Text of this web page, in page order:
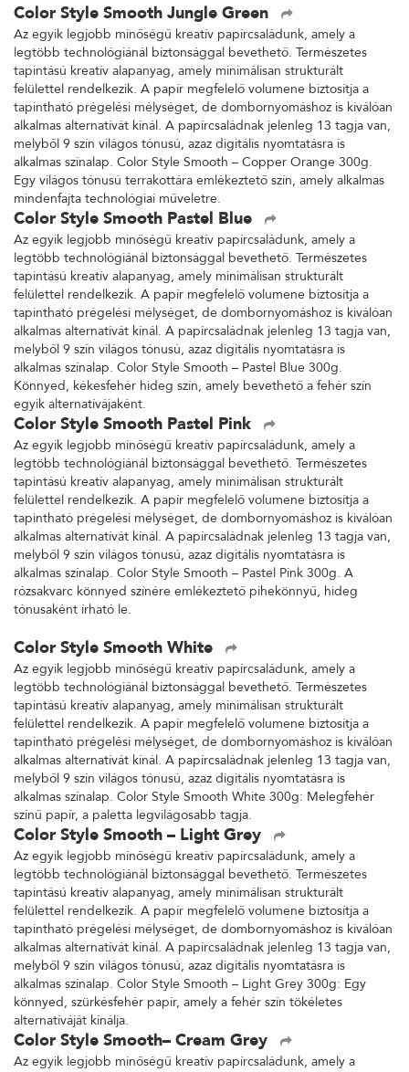
Color Style Smooth Jungle Green
Az egyik legjobb minőségű kreatív papírcsaládunk, amely a
legtöbb technológiánál biztonsággal bevethető. Természetes
tapintású kreatív alapanyag, amely minimálisan strukturált
felülettel rendelkezik. A papír megfelelő volumene biztosítja a
tapintható prégelési mélységet, de dombornyomáshoz is kiválóan
alkalmas alternatívát kínál. A papírcsaládnak jelenleg 13 tagja van,
melyből 9 szín világos tónusú, azaz digitális nyomtatásra is
alkalmas színalap. Color Style Smooth – Copper Orange 300g.
Egy világos tónusú terrakottára emlékeztető szín, amely alkalmas
mindenfajta technológiai műveletre.
Color Style Smooth Pastel Blue
Az egyik legjobb minőségű kreatív papírcsaládunk, amely a
legtöbb technológiánál biztonsággal bevethető. Természetes
tapintású kreatív alapanyag, amely minimálisan strukturált
felülettel rendelkezik. A papír megfelelő volumene biztosítja a
tapintható prégelési mélységet, de dombornyomáshoz is kiválóan
alkalmas alternatívát kínál. A papírcsaládnak jelenleg 13 tagja van,
melyből 9 szín világos tónusú, azaz digitális nyomtatásra is
alkalmas színalap. Color Style Smooth – Pastel Blue 300g.
Könnyed, kékesfehér hideg szín, amely bevethető a fehér szín
egyik alternatívájaként.
Color Style Smooth Pastel Pink
Az egyik legjobb minőségű kreatív papírcsaládunk, amely a
legtöbb technológiánál biztonsággal bevethető. Természetes
tapintású kreatív alapanyag, amely minimálisan strukturált
felülettel rendelkezik. A papír megfelelő volumene biztosítja a
tapintható prégelési mélységet, de dombornyomáshoz is kiválóan
alkalmas alternatívát kínál. A papírcsaládnak jelenleg 13 tagja van,
melyből 9 szín világos tónusú, azaz digitális nyomtatásra is
alkalmas színalap. Color Style Smooth – Pastel Pink 300g. A
rózsakvarc könnyed színére emlékeztető pihekönnyű, hideg
tónusaként írható le.
Color Style Smooth White
Az egyik legjobb minőségű kreatív papírcsaládunk, amely a
legtöbb technológiánál biztonsággal bevethető. Természetes
tapintású kreatív alapanyag, amely minimálisan strukturált
felülettel rendelkezik. A papír megfelelő volumene biztosítja a
tapintható prégelési mélységet, de dombornyomáshoz is kiválóan
alkalmas alternatívát kínál. A papírcsaládnak jelenleg 13 tagja van,
melyből 9 szín világos tónusú, azaz digitális nyomtatásra is
alkalmas színalap. Color Style Smooth White 300g: Melegfehér
színű papír, a paletta legvilágosabb tagja.
Color Style Smooth – Light Grey
Az egyik legjobb minőségű kreatív papírcsaládunk, amely a
legtöbb technológiánál biztonsággal bevethető. Természetes
tapintású kreatív alapanyag, amely minimálisan strukturált
felülettel rendelkezik. A papír megfelelő volumene biztosítja a
tapintható prégelési mélységet, de dombornyomáshoz is kiválóan
alkalmas alternatívát kínál. A papírcsaládnak jelenleg 13 tagja van,
melyből 9 szín világos tónusú, azaz digitális nyomtatásra is
alkalmas színalap. Color Style Smooth – Light Grey 300g: Egy
könnyed, szürkésfehér papír, amely a fehér szín tökéletes
alternatíváját kínálja.
Color Style Smooth– Cream Grey
Az egyik legjobb minőségű kreatív papírcsaládunk, amely a